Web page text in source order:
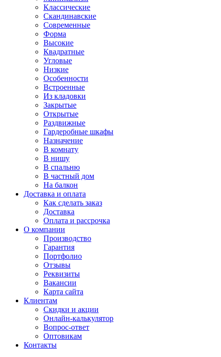
Классические
Скандинавские
Современные
Форма
Высокие
Квадратные
Угловые
Низкие
Особенности
Встроенные
Из кладовки
Закрытые
Открытые
Раздвижные
Гардеробные шкафы
Назначение
В комнату
В нишу
В спальню
В частный дом
На балкон
Доставка и оплата
Как сделать заказ
Доставка
Оплата и рассрочка
О компании
Производство
Гарантия
Портфолио
Отзывы
Реквизиты
Вакансии
Карта сайта
Клиентам
Скидки и акции
Онлайн-калькулятор
Вопрос-ответ
Оптовикам
Контакты